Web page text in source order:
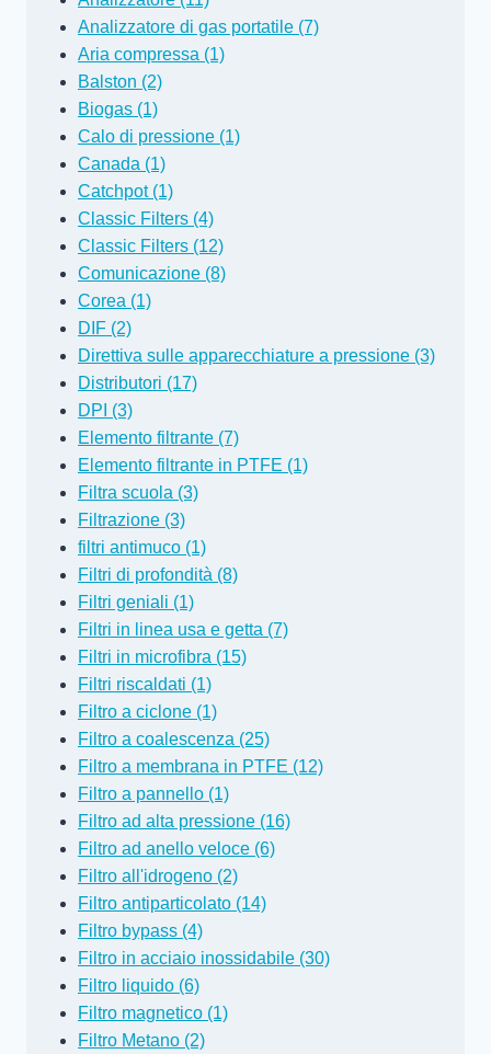
Analizzatore di gas portatile (7)
Aria compressa (1)
Balston (2)
Biogas (1)
Calo di pressione (1)
Canada (1)
Catchpot (1)
Classic Filters (4)
Classic Filters (12)
Comunicazione (8)
Corea (1)
DIF (2)
Direttiva sulle apparecchiature a pressione (3)
Distributori (17)
DPI (3)
Elemento filtrante (7)
Elemento filtrante in PTFE (1)
Filtra scuola (3)
Filtrazione (3)
filtri antimuco (1)
Filtri di profondità (8)
Filtri geniali (1)
Filtri in linea usa e getta (7)
Filtri in microfibra (15)
Filtri riscaldati (1)
Filtro a ciclone (1)
Filtro a coalescenza (25)
Filtro a membrana in PTFE (12)
Filtro a pannello (1)
Filtro ad alta pressione (16)
Filtro ad anello veloce (6)
Filtro all'idrogeno (2)
Filtro antiparticolato (14)
Filtro bypass (4)
Filtro in acciaio inossidabile (30)
Filtro liquido (6)
Filtro magnetico (1)
Filtro Metano (2)